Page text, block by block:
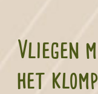
Vliegen
het